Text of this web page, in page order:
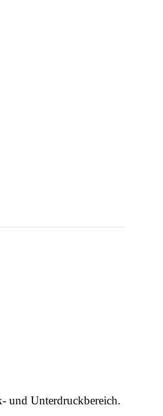
und Unterdruckbereich.